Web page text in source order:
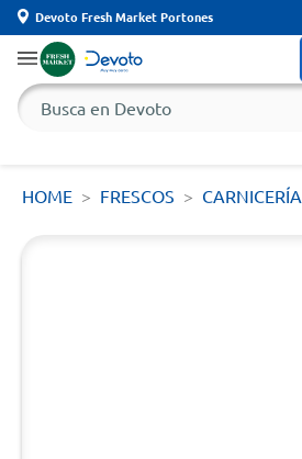
Devoto Fresh Market Portones
HOME FRESCOS CARNICERÍA